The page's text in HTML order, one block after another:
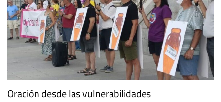
Oración desde las vulnerabilidades